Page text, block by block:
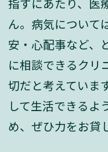
指すにあたり、医
ん。病気について
安・心配事など、
に相談できるクリ
切だと考えていま
して生活できるよ
め、ぜひ力をお貸